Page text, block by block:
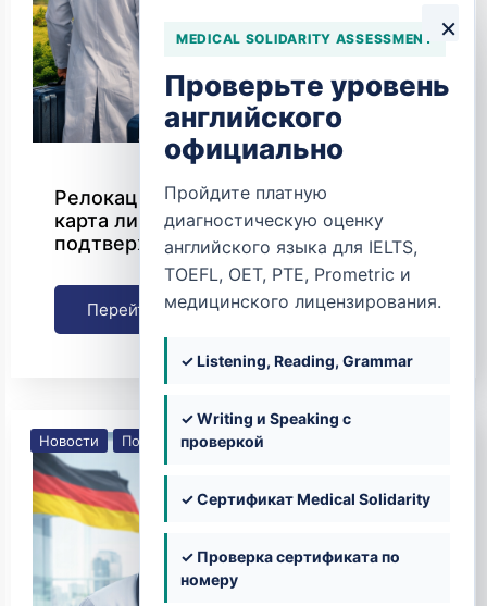
×
MEDICAL SOLIDARITY ASSESSMENT
Проверьте уровень
английского
официально
Пройдите платную
диагностическую оценку
английского языка для IELTS,
TOEFL, OET, PTE, Prometric и
медицинского лицензирования.
✓ Listening, Reading, Grammar
✓ Writing и Speaking с
проверкой
✓ Сертификат Medical Solidarity
✓ Проверка сертификата по
номеру
Релокация врачей в Бельгию: полная
карта лицензирования,
подтверждения диплома и переезда
Перейти
Новости Получение лицензии